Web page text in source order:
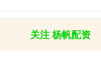
关注 杨帆配资